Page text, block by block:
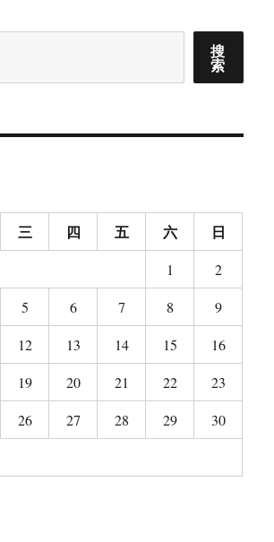
搜
索
三 四 五 六 日
1
2
5 6 7 8
9
12 13 14 15
16
19 20 21 22
23
26 27 28 29
30